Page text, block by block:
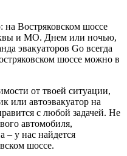
на Востряковском шоссе
и МО. Днем или ночью,
эвакуаторов Go всегда
шоссе можно в
от твоей ситуации,
или автоэвакуатор на
с любой задачей. Не
автомобиля,
– у нас найдется
шоссе.